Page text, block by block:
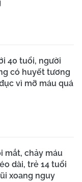
40 tuổi, người
có huyết tương
vì mỡ máu quá
mắt, chảy máu
dài, trẻ 14 tuổi
xoang nguy